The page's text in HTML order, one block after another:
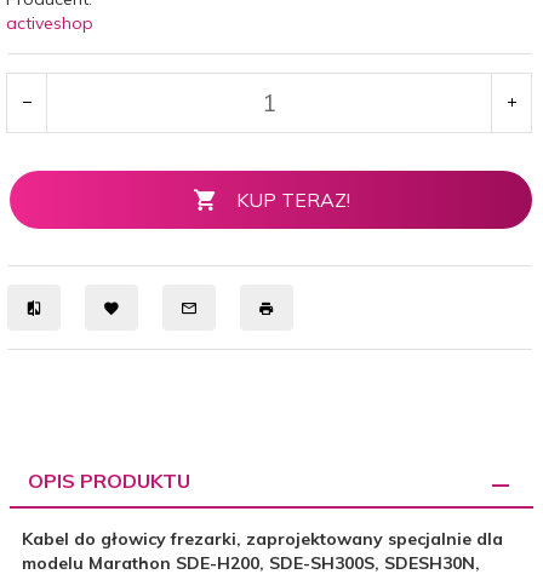
activeshop
KUP TERAZ!
OPIS PRODUKTU
Kabel do głowicy frezarki, zaprojektowany specjalnie dla
modelu Marathon SDE-H200, SDE-SH300S, SDESH30N,